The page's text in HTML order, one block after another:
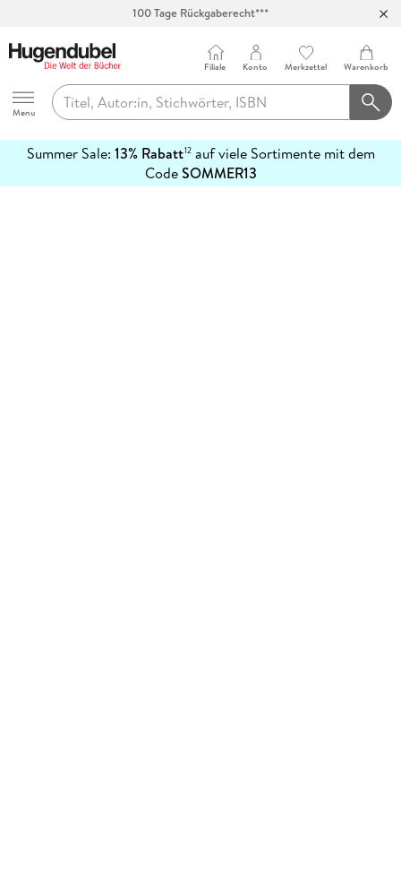
100 Tage Rückgaberecht***
Hugendubel
Menu
Filiale Konto Merkzettel Warenkorb
Summer Sale: 13% Rabatt12auf viele Sortimente mit dem
CodeSOMMER13
erfahren